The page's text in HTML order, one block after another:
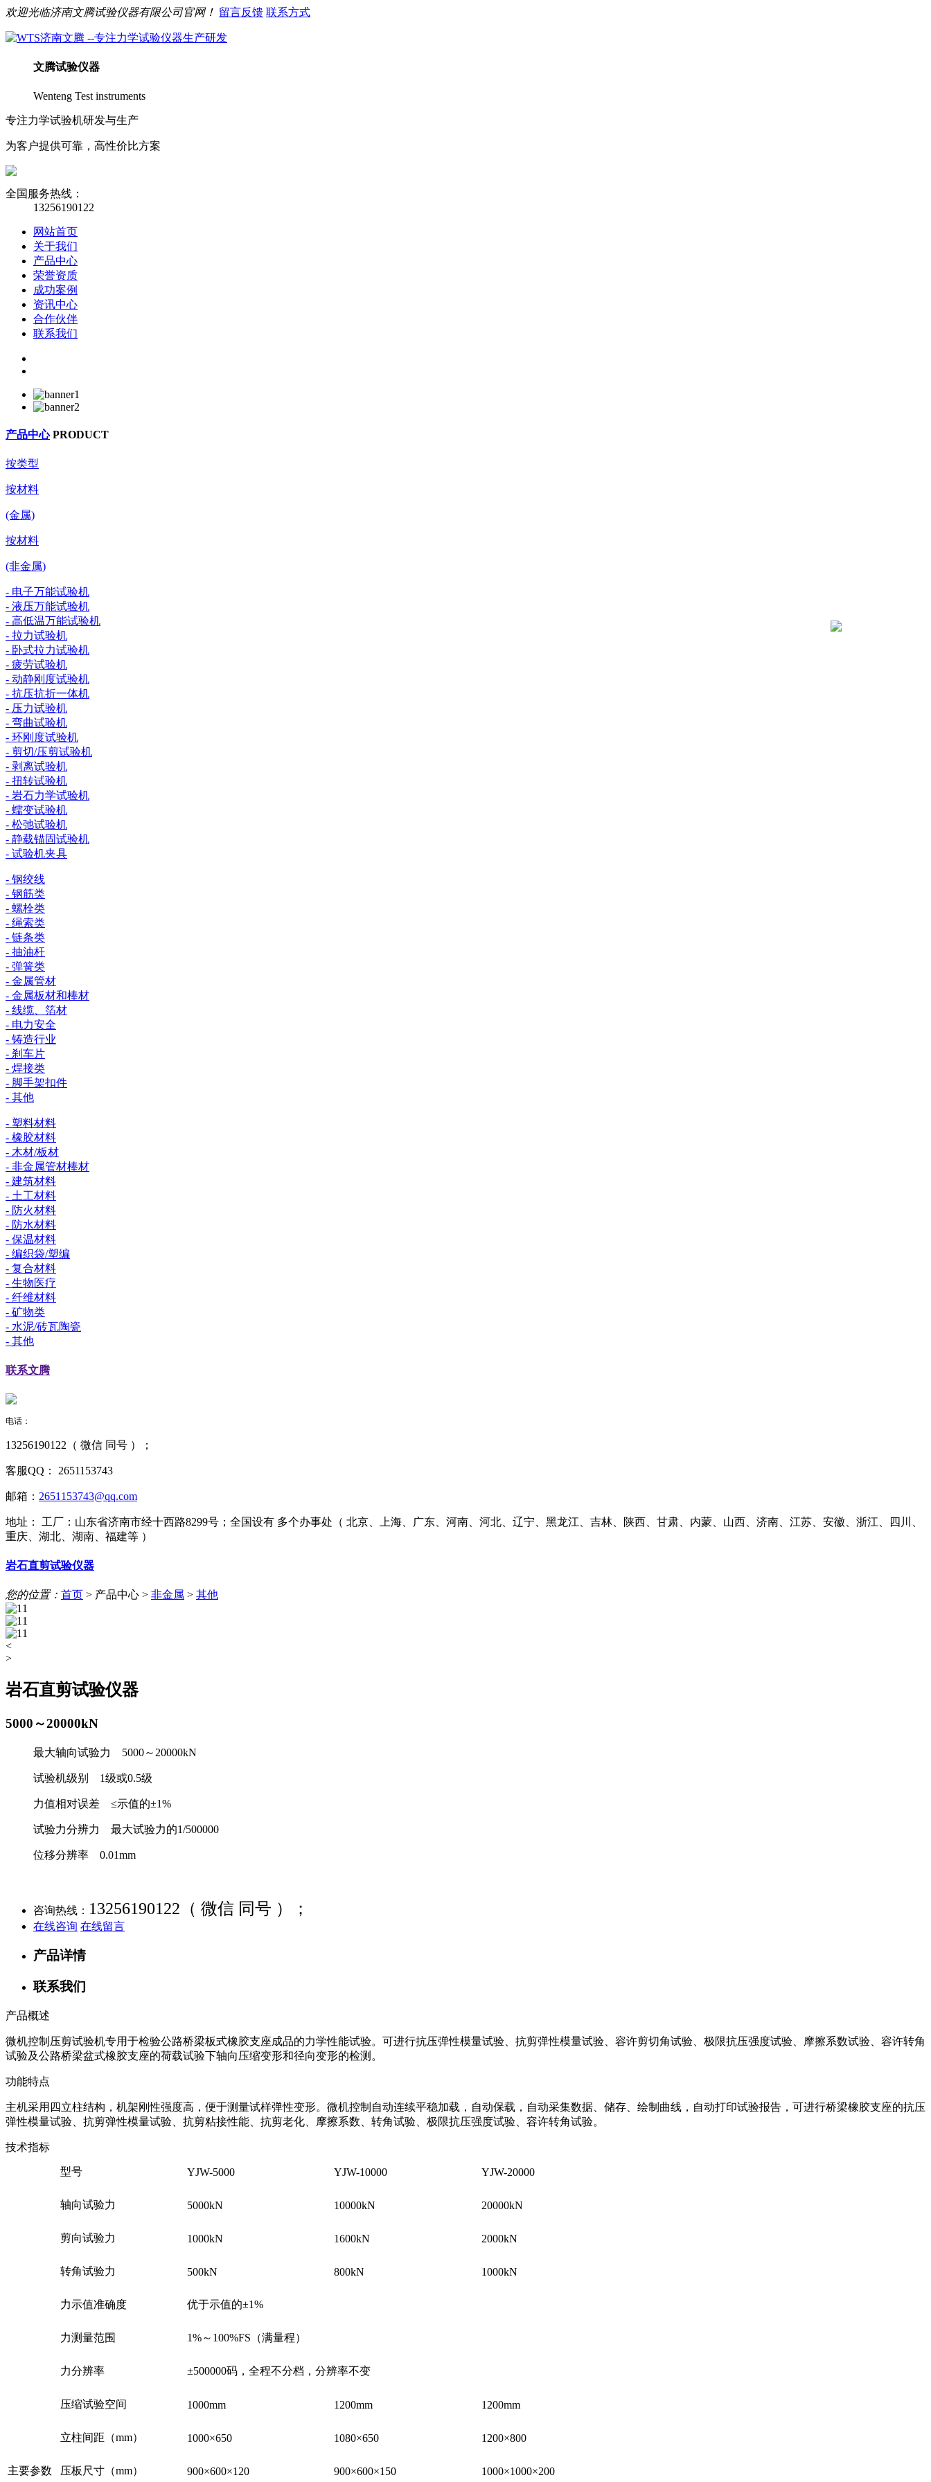
欢迎光临济南文腾试验仪器有限公司官网！ 留言反馈 联系方式
文腾试验仪器
Wenteng Test instruments
专注力学试验机研发与生产
为客户提供可靠，高性价比方案
全国服务热线：
13256190122
网站首页
关于我们
产品中心
荣誉资质
成功案例
资讯中心
合作伙伴
联系我们
产品中心 PRODUCT
按类型
按材料
(金属)
按材料
(非金属)
- 电子万能试验机
- 液压万能试验机
- 高低温万能试验机
- 拉力试验机
- 卧式拉力试验机
- 疲劳试验机
- 动静刚度试验机
- 抗压抗折一体机
- 压力试验机
- 弯曲试验机
- 环刚度试验机
- 剪切/压剪试验机
- 剥离试验机
- 扭转试验机
- 岩石力学试验机
- 蠕变试验机
- 松弛试验机
- 静载锚固试验机
- 试验机夹具
- 钢绞线
- 钢筋类
- 螺栓类
- 绳索类
- 链条类
- 抽油杆
- 弹簧类
- 金属管材
- 金属板材和棒材
- 线缆、箔材
- 电力安全
- 铸造行业
- 刹车片
- 焊接类
- 脚手架扣件
- 其他
- 塑料材料
- 橡胶材料
- 木材/板材
- 非金属管材棒材
- 建筑材料
- 土工材料
- 防火材料
- 防水材料
- 保温材料
- 编织袋/塑编
- 复合材料
- 生物医疗
- 纤维材料
- 矿物类
- 水泥/砖瓦陶瓷
- 其他
联系文腾
电话：
13256190122（ 微信 同号 ）；
客服QQ： 2651153743
邮箱： 2651153743@qq.com
地址：
工厂：山东省济南市经十西路8299号；全国设有 多个办事处（ 北京、上海、广东、河南、河北、辽宁、黑龙江、吉林、陕西、甘肃、内蒙、山西、济南、江苏、安徽、浙江、四川、
重庆、湖北、湖南、福建等 ）
岩石直剪试验仪器
您的位置： 首页 > 产品中心 > 非金属 > 其他
<
>
岩石直剪试验仪器
5000～20000kN
最大轴向试验力 5000～20000kN
试验机级别 1级或0.5级
力值相对误差 ≤示值的±1%
试验力分辨力 最大试验力的1/500000
位移分辨率 0.01mm
咨询热线： 13256190122（ 微信 同号 ）；
在线咨询 在线留言
产品详情
联系我们
产品概述
微机控制压剪试验机专用于检验公路桥梁板式橡胶支座成品的力学性能试验。可进行抗压弹性模量试验、抗剪弹性模量试验、容许剪切角试验、极限抗压强度试验、摩擦系数试验、容许转角
试验及公路桥梁盆式橡胶支座的荷载试验下轴向压缩变形和径向变形的检测。
功能特点
主机采用四立柱结构，机架刚性强度高，便于测量试样弹性变形。微机控制自动连续平稳加载，自动保载，自动采集数据、储存、绘制曲线，自动打印试验报告，可进行桥梁橡胶支座的抗压
弹性模量试验、抗剪弹性模量试验、抗剪粘接性能、抗剪老化、摩擦系数、转角试验、极限抗压强度试验、容许转角试验。
技术指标
主要参数
型号 YJW-5000 YJW-10000 YJW-20000
轴向试验力 5000kN 10000kN 20000kN
剪向试验力 1000kN 1600kN 2000kN
转角试验力 500kN 800kN 1000kN
力示值准确度 优于示值的±1%
力测量范围 1%～100%FS（满量程）
力分辨率 ±500000码，全程不分档，分辨率不变
压缩试验空间 1000mm 1200mm 1200mm
立柱间距（mm） 1000×650 1080×650 1200×800
压板尺寸（mm） 900×600×120 900×600×150 1000×1000×200